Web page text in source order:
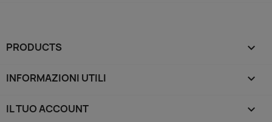
PRODUCTS 
INFORMAZIONI UTILI 
IL TUO ACCOUNT 